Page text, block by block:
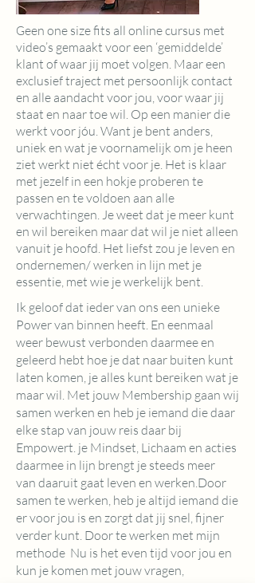
Geen one size fits all online cursus met
video’s gemaakt voor een ‘gemiddelde’
klant of waar jij moet volgen. Maar een
exclusief traject met persoonlijk contact
en alle aandacht voor jou, voor waar jij
staat en naar toe wil. Op een manier die
werkt voor jóu. Want je bent anders,
uniek en wat je voornamelijk om je heen
ziet werkt niet écht voor je. Het is klaar
met jezelf in een hokje proberen te
passen en te voldoen aan alle
verwachtingen. Je weet dat je meer kunt
en wil bereiken maar dat wil je niet alleen
vanuit je hoofd. Het liefst zou je leven en
ondernemen/ werken in lijn met je
essentie, met wie je werkelijk bent.
Ik geloof dat ieder van ons een unieke
Power van binnen heeft. En eenmaal
weer bewust verbonden daarmee en
geleerd hebt hoe je dat naar buiten kunt
laten komen, je alles kunt bereiken wat je
maar wil. Met jouw Membership gaan wij
samen werken en heb je iemand die daar
elke stap van jouw reis daar bij
Empowert. je Mindset, Lichaam en acties
daarmee in lijn brengt je steeds meer
van daaruit gaat leven en werken.Door
samen te werken, heb je altijd iemand die
er voor jou is en zorgt dat jij snel, fijner
verder kunt. Door te werken met mijn
methode Nu is het even tijd voor jou en
kun je komen met jouw vragen,